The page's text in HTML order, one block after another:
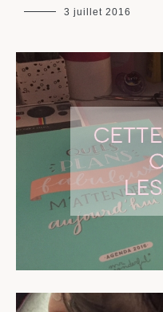
maman
3 juillet 2016